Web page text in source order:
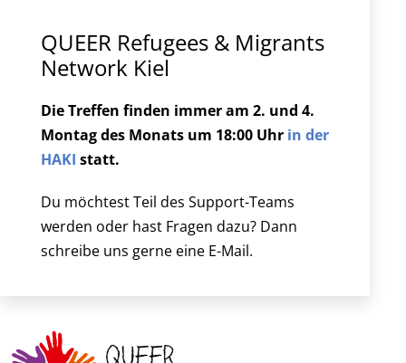
QUEER Refugees & Migrants
Network Kiel
Die Treffen finden immer am 2. und 4.
Montag des Monats um 18:00 Uhr in der
HAKI statt.
Du möchtest Teil des Support-Teams
werden oder hast Fragen dazu? Dann
schreibe uns gerne eine E-Mail.